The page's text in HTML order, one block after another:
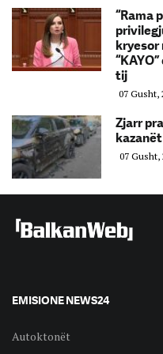
“Rama
tij
07 Gusht,
Zjarr
07 Gusht,
EMISIONE NEWS24
Autoktonët